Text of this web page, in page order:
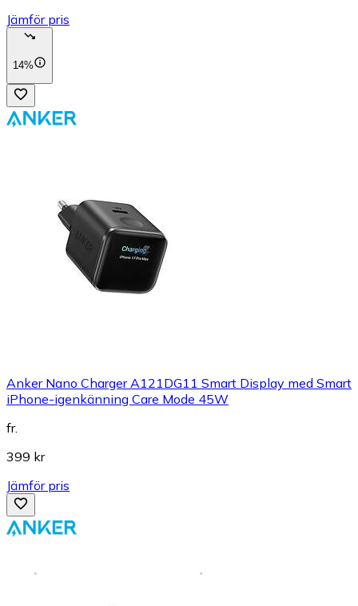
Jämför pris
14%
Anker Nano Charger A121DG11 Smart Display med Smart
iPhone-igenkänning Care Mode 45W
fr.
399 kr
Jämför pris